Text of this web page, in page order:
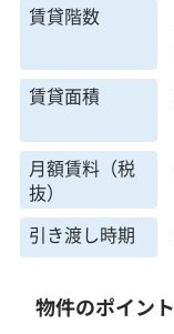
賃貸階数
賃貸面積
月額賃料（税
抜）
引き渡し時期
物件のポイント